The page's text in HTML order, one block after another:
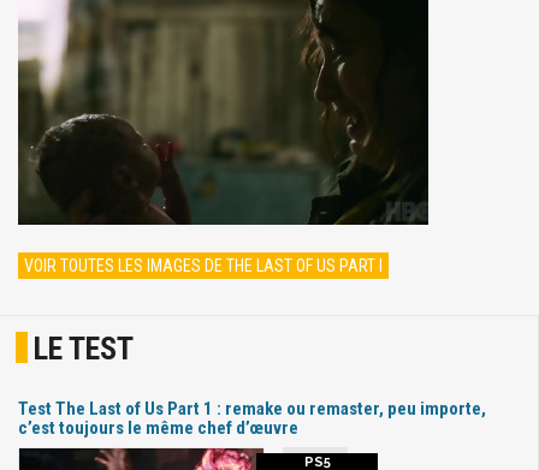
VOIR TOUTES LES IMAGES DE THE LAST OF US PART I
LE TEST
Test The Last of Us Part 1 : remake ou remaster, peu importe,
c’est toujours le même chef d’œuvre